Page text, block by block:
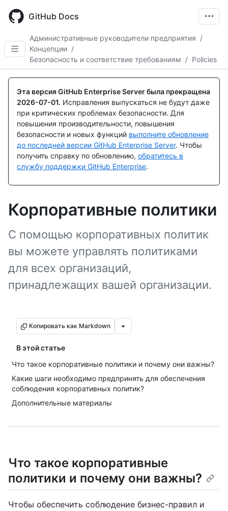
main
GitHub Docs
Административные руководители предприятия /
Концепции /
Безопасность и соответствие требованиям / Policies
Эта версия GitHub Enterprise Server была прекращена
2026-07-01. Исправления выпускаться не будут даже
при критических проблемах безопасности. Для
повышения производительности, повышения
безопасности и новых функций выполните обновление
до последней версии GitHub Enterprise Server. Чтобы
получить справку по обновлению, обратитесь в
службу поддержки GitHub Enterprise.
Корпоративные политики
С помощью корпоративных политик
вы можете управлять политиками
для всех организаций,
принадлежащих вашей организации.
Копировать как Markdown
В этой статье
Что такое корпоративные политики и почему они важны?
Какие шаги необходимо предпринять для обеспечения
соблюдения корпоративных политик?
Дополнительные материалы
Что такое корпоративные
политики и почему они важны?
Чтобы обеспечить соблюдение бизнес-правил и